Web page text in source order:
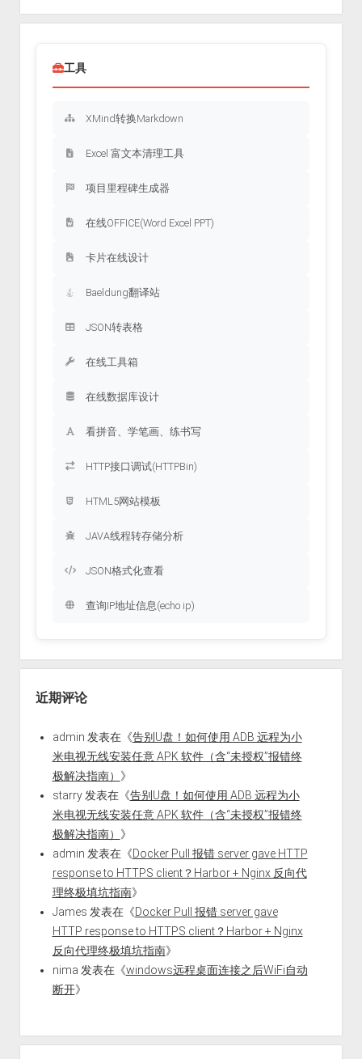
工具
XMind转换Markdown
Excel 富文本清理工具
项目里程碑生成器
在线OFFICE(Word Excel PPT)
卡片在线设计
Baeldung翻译站
JSON转表格
在线工具箱
在线数据库设计
看拼音、学笔画、练书写
HTTP接口调试(HTTPBin)
HTML5网站模板
JAVA线程转存储分析
JSON格式化查看
查询IP地址信息(echo ip)
近期评论
admin 发表在《告别U盘！如何使用 ADB 远程为小
米电视无线安装任意 APK 软件（含“未授权”报错终
极解决指南） 》
starry发表在《告别U盘！如何使用 ADB 远程为小
米电视无线安装任意 APK 软件（含“未授权”报错终
极解决指南） 》
admin 发表在《Docker Pull 报错 server gave HTTP
response to HTTPS client？Harbor + Nginx 反向代
理终极填坑指南》
James 发表在《Docker Pull 报错 server gave
HTTP response to HTTPS client？Harbor + Nginx
反向代理终极填坑指南》
nima 发表在《windows远程桌面连接之后WiFi自动
断开》